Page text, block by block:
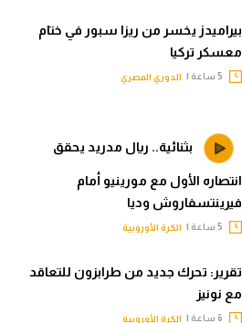
بيراميدز يخسر من ريزا سبور في ختام
معسكر تركيا
الدوري المصري
بثنائية.. ريال مدريد يحقق
انتصاره الأول مع مورينيو أمام
فيرينتسفاروش وديا
الكرة الأوروبية
تقرير: تحرك جديد من طرابزون للتعاقد
مع نونيز
الكرة الأوروبية